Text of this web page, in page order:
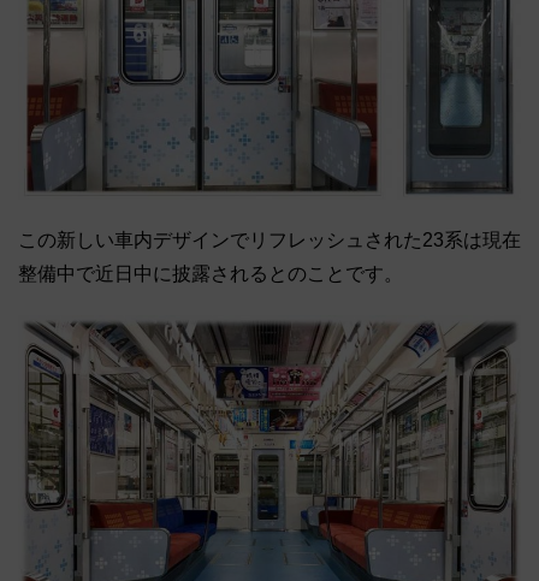
この新しい車内デザインでリフレッシュされた23系は現在
整備中で近日中に披露されるとのことです。